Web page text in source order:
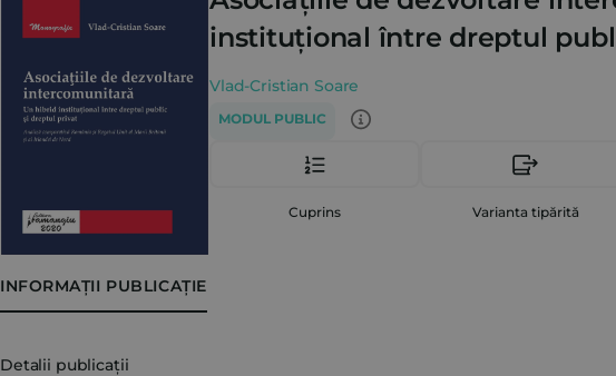
instituțional între dreptul
Vlad-Cristian Soare
MODUL PUBLIC
Cuprins Varianta tipărită
INFORMAȚII PUBLICAȚIE
Detalii publicații